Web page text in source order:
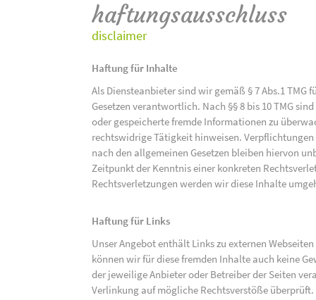
haftungsausschluss
disclaimer
Haftung für Inhalte
Als Diensteanbieter sind wir gemäß § 7 Abs.1
Gesetzen verantwortlich. Nach §§ 8 bis 10 TMG
oder gespeicherte fremde Informationen zu
rechtswidrige Tätigkeit hinweisen.
nach den allgemeinen Gesetzen bleiben hiervon
Zeitpunkt der Kenntnis einer konkreten
Rechtsverletzungen werden wir diese Inhalte
Haftung für Links
Unser Angebot enthält Links zu externen
können wir für diese fremden Inhalte auch keine
der jeweilige Anbieter oder Betreiber der Seiten
Verlinkung auf mögliche Rechtsverstöße